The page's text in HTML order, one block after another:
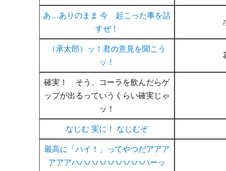
あ…ありのまま 今 起こった事を話
すぜ！
（承太郎）ッ！君の意見を聞こう
ッ！
確実！ そう、コーラを飲んだらゲ
ップが出るっていうくらい確実じゃ
ッ！
なじむ 実に！ なじむぞ
最高に「ハイ！」ってやつだアアア
アアアハハハハハハハハハハーッ